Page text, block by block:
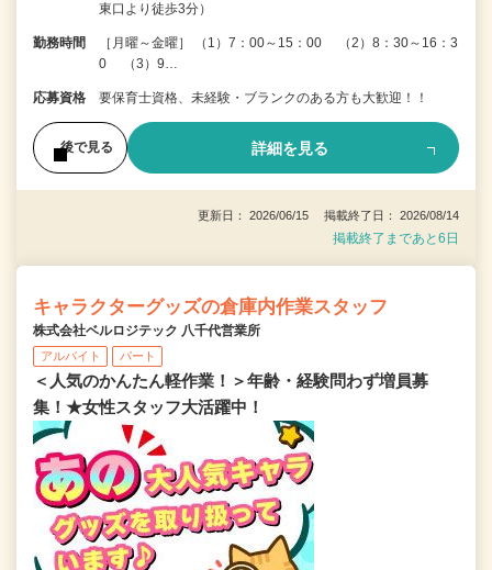
東口より徒歩3分）
勤務時間
［月曜～金曜］ （1）7：00～15：00 （2）8：30～16：3
0 （3）9…
応募資格 要保育士資格、未経験・ブランクのある方も大歓迎！！
後で見る 詳細を見る
更新日： 2026/06/15 掲載終了日： 2026/08/14
掲載終了まであと6日
キャラクターグッズの倉庫内作業スタッフ
株式会社ベルロジテック 八千代営業所
アルバイト パート
＜人気のかんたん軽作業！＞年齢・経験問わず増員募
集！★女性スタッフ大活躍中！